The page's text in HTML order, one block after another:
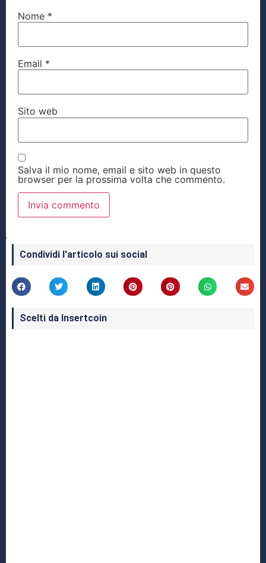
Nome *
Email *
Sito web
Salva il mio nome, email e sito web in questo
browser per la prossima volta che commento.
Condividi l'articolo sui social
Scelti da Insertcoin